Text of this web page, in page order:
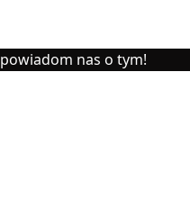
nas o tym!